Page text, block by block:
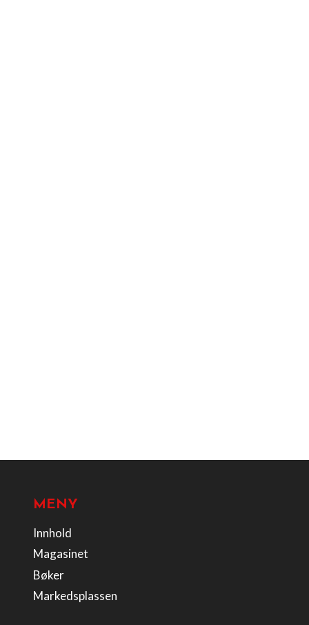
MENY
Innhold
Magasinet
Bøker
Markedsplassen